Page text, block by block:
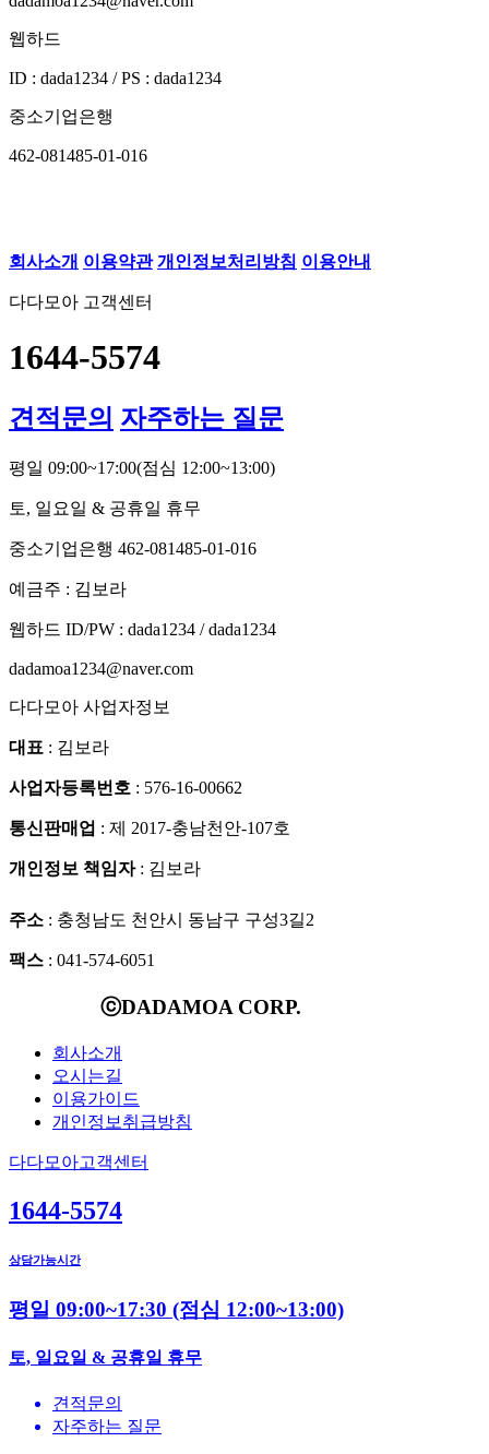
웹하드
ID : dada1234 / PS : dada1234
중소기업은행
462-081485-01-016
회사소개 이용약관 개인정보처리방침 이용안내
다다모아 고객센터
1644-5574
견적문의 자주하는 질문
평일 09:00~17:00(점심 12:00~13:00)
토, 일요일 & 공휴일 휴무
중소기업은행 462-081485-01-016
예금주 : 김보라
웹하드 ID/PW : dada1234 / dada1234
dadamoa1234@naver.com
다다모아 사업자정보
대표 : 김보라
사업자등록번호 : 576-16-00662
통신판매업 : 제 2017-충남천안-107호
개인정보 책임자: 김보라
주소 : 충청남도 천안시 동남구 구성3길2
팩스 : 041-574-6051
ⓒDADAMOA CORP.
회사소개
오시는길
이용가이드
개인정보취급방침
다다모아고객센터
1644-5574
상담가능시간
평일 09:00~17:30 (점심 12:00~13:00)
토, 일요일 & 공휴일 휴무
견적문의
자주하는 질문